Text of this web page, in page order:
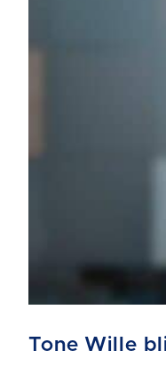
Tone Wille